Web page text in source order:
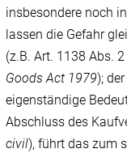
insbesondere noch
lassen die Gefahr
(z.B. Art. 1138 Abs. 2
Goods Act 1979);
eigenständige
Abschluss des
civil), führt das zum